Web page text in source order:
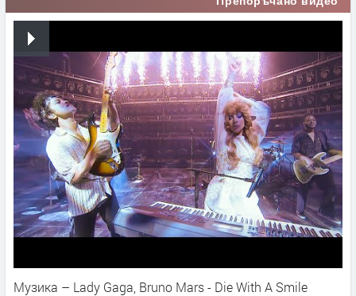
Музика – Lady Gaga, Bruno Mars - Die With A Smile